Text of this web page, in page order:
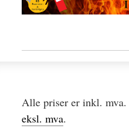
Alle priser er inkl. mva.
eksl. mva.